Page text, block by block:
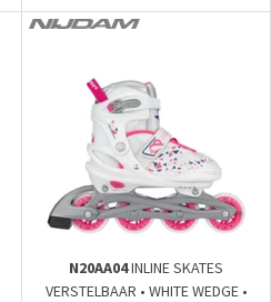
N20AA04INLINE SKATES
VERSTELBAAR • WHITE WEDGE •